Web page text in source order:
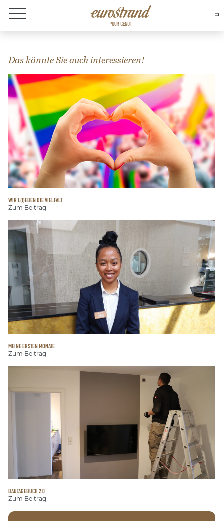
Over Eurostrand
Das könnte Sie auch interessieren!
WIR L(I)EBEN DIE VIELFALT
Zum Beitrag
MEINE ERSTEN MONATE
Zum Beitrag
BAUTAGEBUCH 2.0
Zum Beitrag